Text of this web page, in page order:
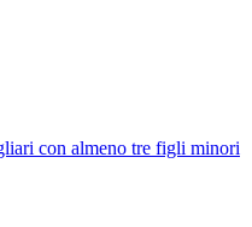
con almeno tre figli minori